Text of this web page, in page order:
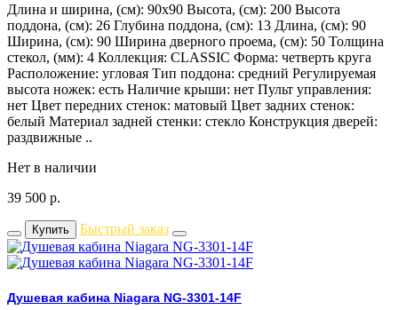
Длина и ширина, (см): 90x90 Высота, (см): 200 Высота
поддона, (см): 26 Глубина поддона, (см): 13 Длина, (см): 90
Ширина, (см): 90 Ширина дверного проема, (см): 50 Толщина
стекол, (мм): 4 Коллекция: CLASSIC Форма: четверть круга
Расположение: угловая Тип поддона: средний Регулируемая
высота ножек: есть Наличие крыши: нет Пульт управления:
нет Цвет передних стенок: матовый Цвет задних стенок:
белый Материал задней стенки: стекло Конструкция дверей:
раздвижные ..
Нет в наличии
39 500 р.
Купить Быстрый заказ
Душевая кабина Niagara NG-3301-14F